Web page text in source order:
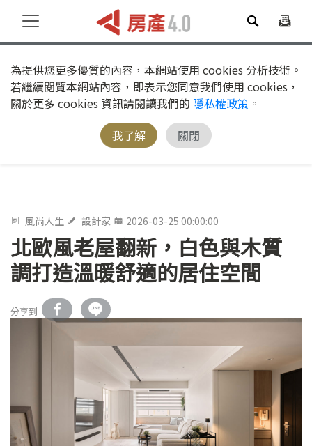
為提供您更多優質的內容，本網站使用 cookies 分析技術。
若繼續閱覽本網站內容，即表示您同意我們使用 cookies，
關於更多 cookies 資訊請閱讀我們的 隱私權政策 。
我了解
關閉
風尚人生 設計家 2026-03-25 00:00:00
北歐風老屋翻新，白色與木質
調打造溫暖舒適的居住空間
分享到